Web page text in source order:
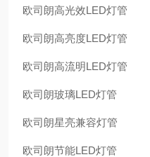
欧司朗高光效LED灯管
欧司朗高亮度LED灯管
欧司朗高流明LED灯管
欧司朗玻璃LED灯管
欧司朗星亮兼容灯管
欧司朗节能LED灯管